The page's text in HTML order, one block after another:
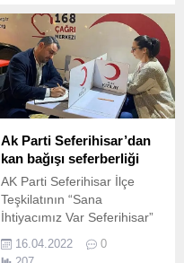
Ak Parti Seferihisar’dan
kan bağışı seferberliği
AK Parti Seferihisar İlçe
Teşkilatının “Sana
İhtiyacımız Var Seferihisar”
sloganı ile düzenlediği
Kızılay kan bağışı etkinliği
16.04.2022
0